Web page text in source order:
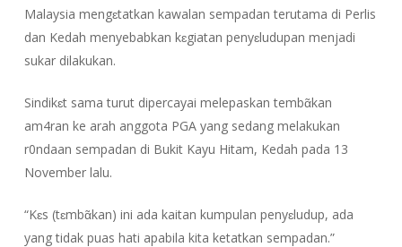
Malaysia mengɛtatkan kawalan sempadan terutama di Perlis
dan Kedah menyebabkan kɛgiatan penyɛludupan menjadi
sukar dilakukan.
Sindikɛt sama turut dipercayai melepaskan tembᾶkan
am4ran ke arah anggota PGA yang sedang melakukan
r0ndaan sempadan di Bukit Kayu Hitam, Kedah pada 13
November lalu.
“Kɛs (tɛmbᾶkan) ini ada kaitan kumpulan penyɛludup, ada
yang tidak puas hati apabila kita ketatkan sempadan.”